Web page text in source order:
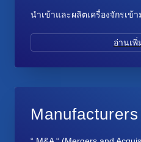
นำเข้าและผลิตเครื่องจักรเข้
อ่านเพิ่
Manufacturers